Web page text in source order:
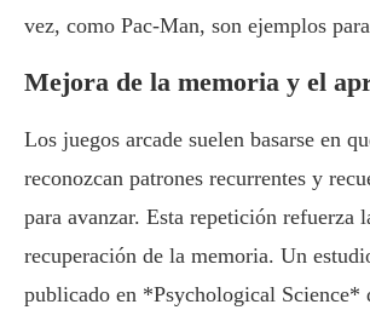
vez, como Pac-Man, son ejemplos
Mejora de la memoria y el
Los juegos arcade suelen basarse en
reconozcan patrones recurrentes y
para avanzar. Esta repetición refuerza
recuperación de la memoria. Un
publicado en *Psychological Science*